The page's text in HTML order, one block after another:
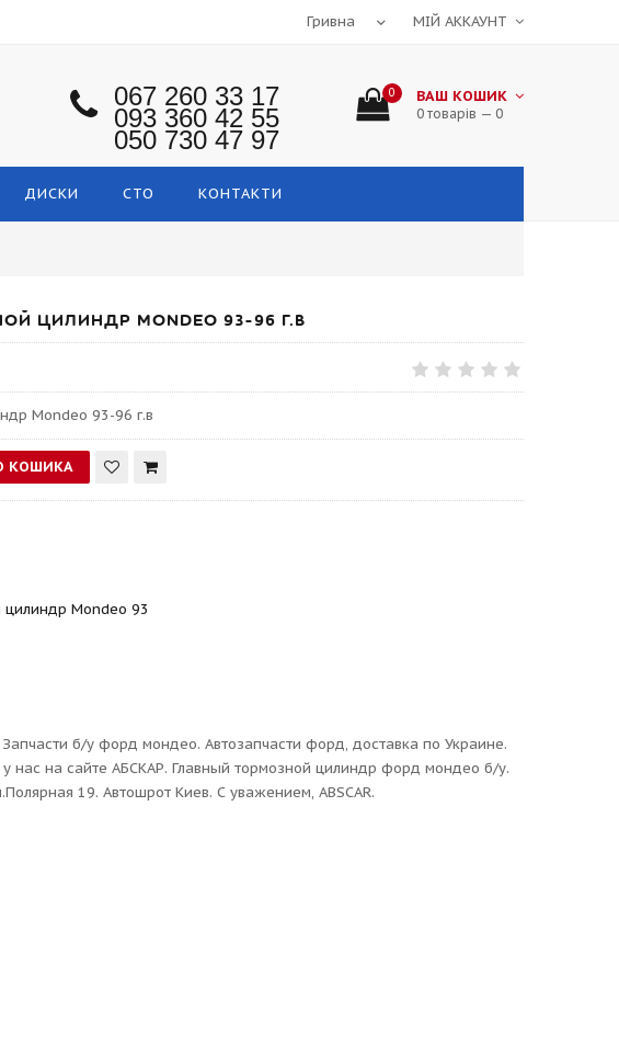
МІЙ АККАУНТ
067 260 33 17
093 360 42 55
050 730 47 97
0 ВАШ КОШИК
0 товарів — 0
ДИСКИ СТО КОНТАКТИ
ЦИЛИНДР MONDEO 93-96 Г.В
Mondeo 93-96 г.в
цилиндр Mondeo 93
б/у форд мондео. Автозапчасти форд, доставка по Украине.
нас на сайте АБСКАР. Главный тормозной цилиндр форд мондео б/у.
19. Автошрот Киев. С уважением, ABSCAR.